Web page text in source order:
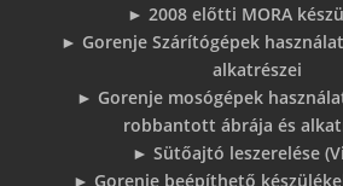
► 2008 előtti MORA
► Gorenje Szárítógépek
alkatrészei
► Gorenje mosógépek
robbantott ábrája és
► Sütőajtó leszerelése
► Gorenje beépíthető